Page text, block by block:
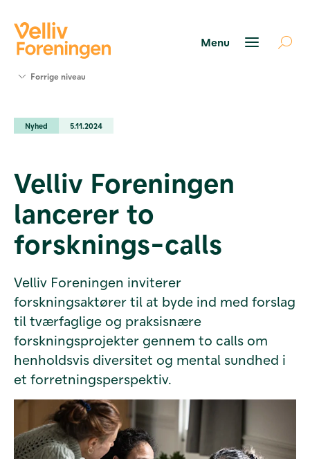
Værktøjer
Foreningen
Kontakt
os
Forrige niveau
Nyhed 5.11.2024
Velliv Foreningen
lancerer to
forsknings-calls
Velliv Foreningen inviterer
forskningsaktører til at byde ind med forslag
til tværfaglige og praksisnære
forskningsprojekter gennem to calls om
henholdsvis diversitet og mental sundhed i
et forretningsperspektiv.